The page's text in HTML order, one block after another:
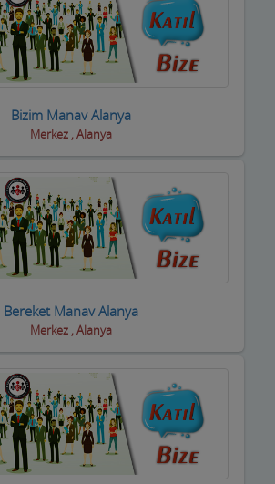
Ürünleri
Malzemeleri
Bizim Manav Alanya
Merkez , Alanya
Bereket Manav Alanya
Merkez , Alanya